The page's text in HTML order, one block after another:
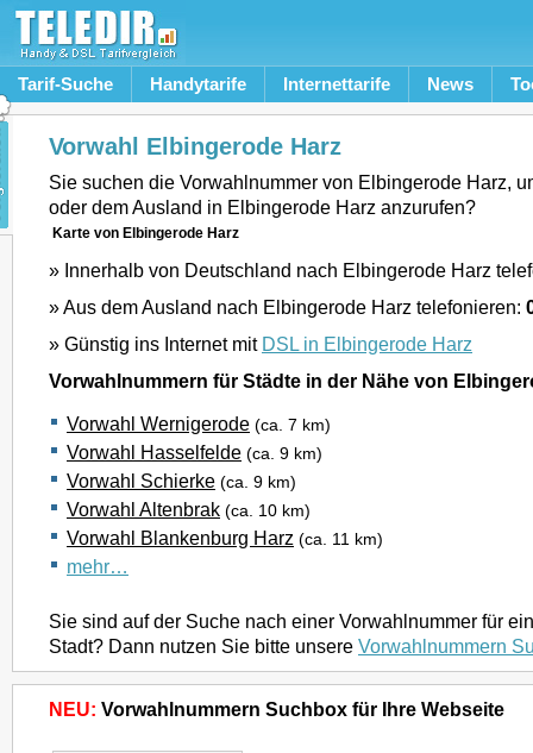
Tarif-Suche Handytarife Internettarife News
Vorwahl Elbingerode Harz
Sie suchen die Vorwahlnummer von Elbingerode Harz,
oder dem Ausland in Elbingerode Harz anzurufen?
Karte von Elbingerode Harz
» Innerhalb von Deutschland nach Elbingerode Harz
» Aus dem Ausland nach Elbingerode Harz telefonieren:
» Günstig ins Internet mit DSL in Elbingerode Harz
Vorwahlnummern für Städte in der Nähe von
Vorwahl Wernigerode (ca. 7 km)
Vorwahl Hasselfelde (ca. 9 km)
Vorwahl Schierke (ca. 9 km)
Vorwahl Altenbrak (ca. 10 km)
Vorwahl Blankenburg Harz (ca. 11 km)
mehr…
Sie sind auf der Suche nach einer Vorwahlnummer für
Stadt? Dann nutzen Sie bitte unsere Vorwahlnummern
NEU: Vorwahlnummern Suchbox für Ihre Webseite